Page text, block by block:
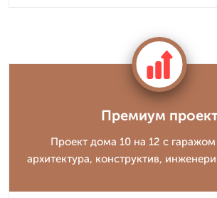
Премиум
Проект дома 10 на 12 с
архитектура, конструктив,